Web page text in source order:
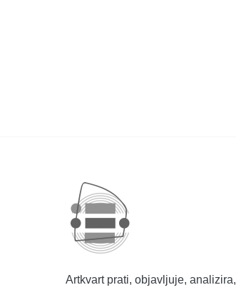
Artkvart prati, objavljuje, analizira,